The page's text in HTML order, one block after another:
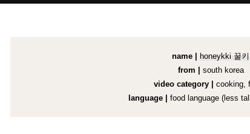
name |
honeykki 꿀키
from |
south korea
video category |
cooking,
language |
food language (less